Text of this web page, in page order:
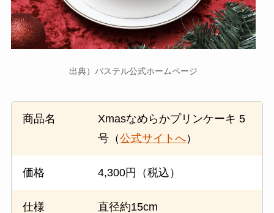
出典）パステル公式ホームページ
商品名
Xmasなめらかプリンケーキ 5
号（公式サイトへ）
価格 4,300円（税込）
仕様 直径約15cm